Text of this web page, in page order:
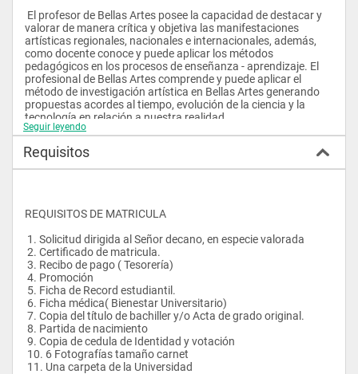
valorar de manera crítica y objetiva las manifestaciones
artísticas regionales, nacionales e internacionales, además,
como docente conoce y puede aplicar los métodos
pedagógicos en los procesos de enseñanza - aprendizaje. El
profesional de Bellas Artes comprende y puede aplicar el
método de investigación artística en Bellas Artes generando
propuestas acordes al tiempo, evolución de la ciencia y la
tecnología en relación a nuestra realidad.
El futuro profesional en la mención de Bellas Artes, tendrá en
moverse con amplitud en un mundo cada vez más cambiante
y competitivo
Seguir leyendo
Requisitos
REQUISITOS DE MATRICULA
1. Solicitud dirigida al Señor decano, en especie valorada
2. Certificado de matricula.
3. Recibo de pago ( Tesorería)
4. Promoción
5. Ficha de Record estudiantil.
6. Ficha médica( Bienestar Universitario)
7. Copia del título de bachiller y/o Acta de grado original.
8. Partida de nacimiento
9. Copia de cedula de Identidad y votación
10. 6 Fotografías tamaño carnet
11. Una carpeta de la Universidad